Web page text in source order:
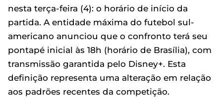
nesta terça-feira (4): o horário de início da
partida. A entidade máxima do futebol sul-
americano anunciou que o confronto terá seu
pontapé inicial às 18h (horário de Brasília), com
transmissão garantida pelo Disney+. Esta
definição representa uma alteração em relação
aos padrões recentes da competição.